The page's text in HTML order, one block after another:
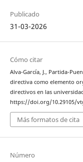
Publicado
31-03-2026
Cómo citar
Alva-García, J., Partida-
directiva como elemento
directivos en las
https://doi.org/10.29105/
Más formatos de cita
Número